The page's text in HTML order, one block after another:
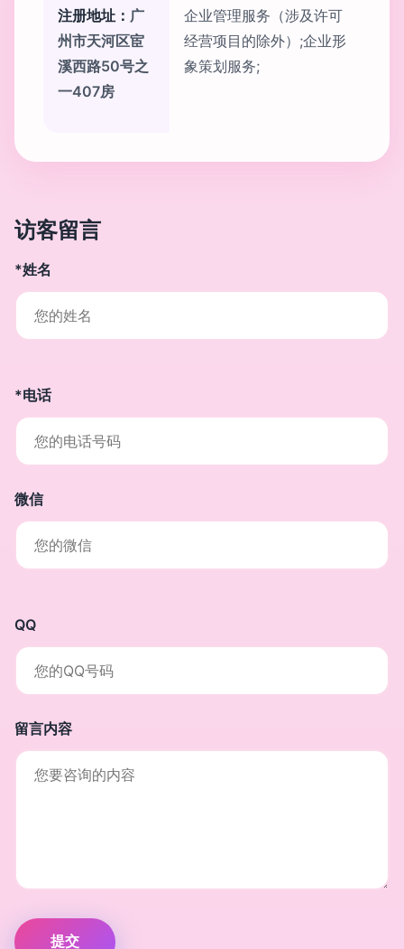
注册地址： 广
州市天河区宦
溪西路50号之
一407房
企业管理服务（涉及许可
经营项目的除外）;企业形
象策划服务;
访客留言
*姓名
*电话
微信
QQ
留言内容